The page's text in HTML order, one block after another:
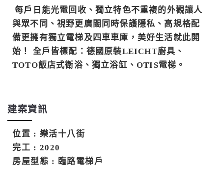
每戶日能光電回收、獨立特色不重複的外觀讓人
與眾不同、視野更廣闊同時保護隱私、高規格配
備更擁有獨立電梯及四車車庫，美好生活就此開
始！ 全戶皆標配：德國原裝LEICHT廚具、
TOTO飯店式衛浴、獨立浴缸、OTIS電梯。
建案資訊
位置 : 樂活十八街
完工 : 2020
房屋型態 :
臨路電梯戶